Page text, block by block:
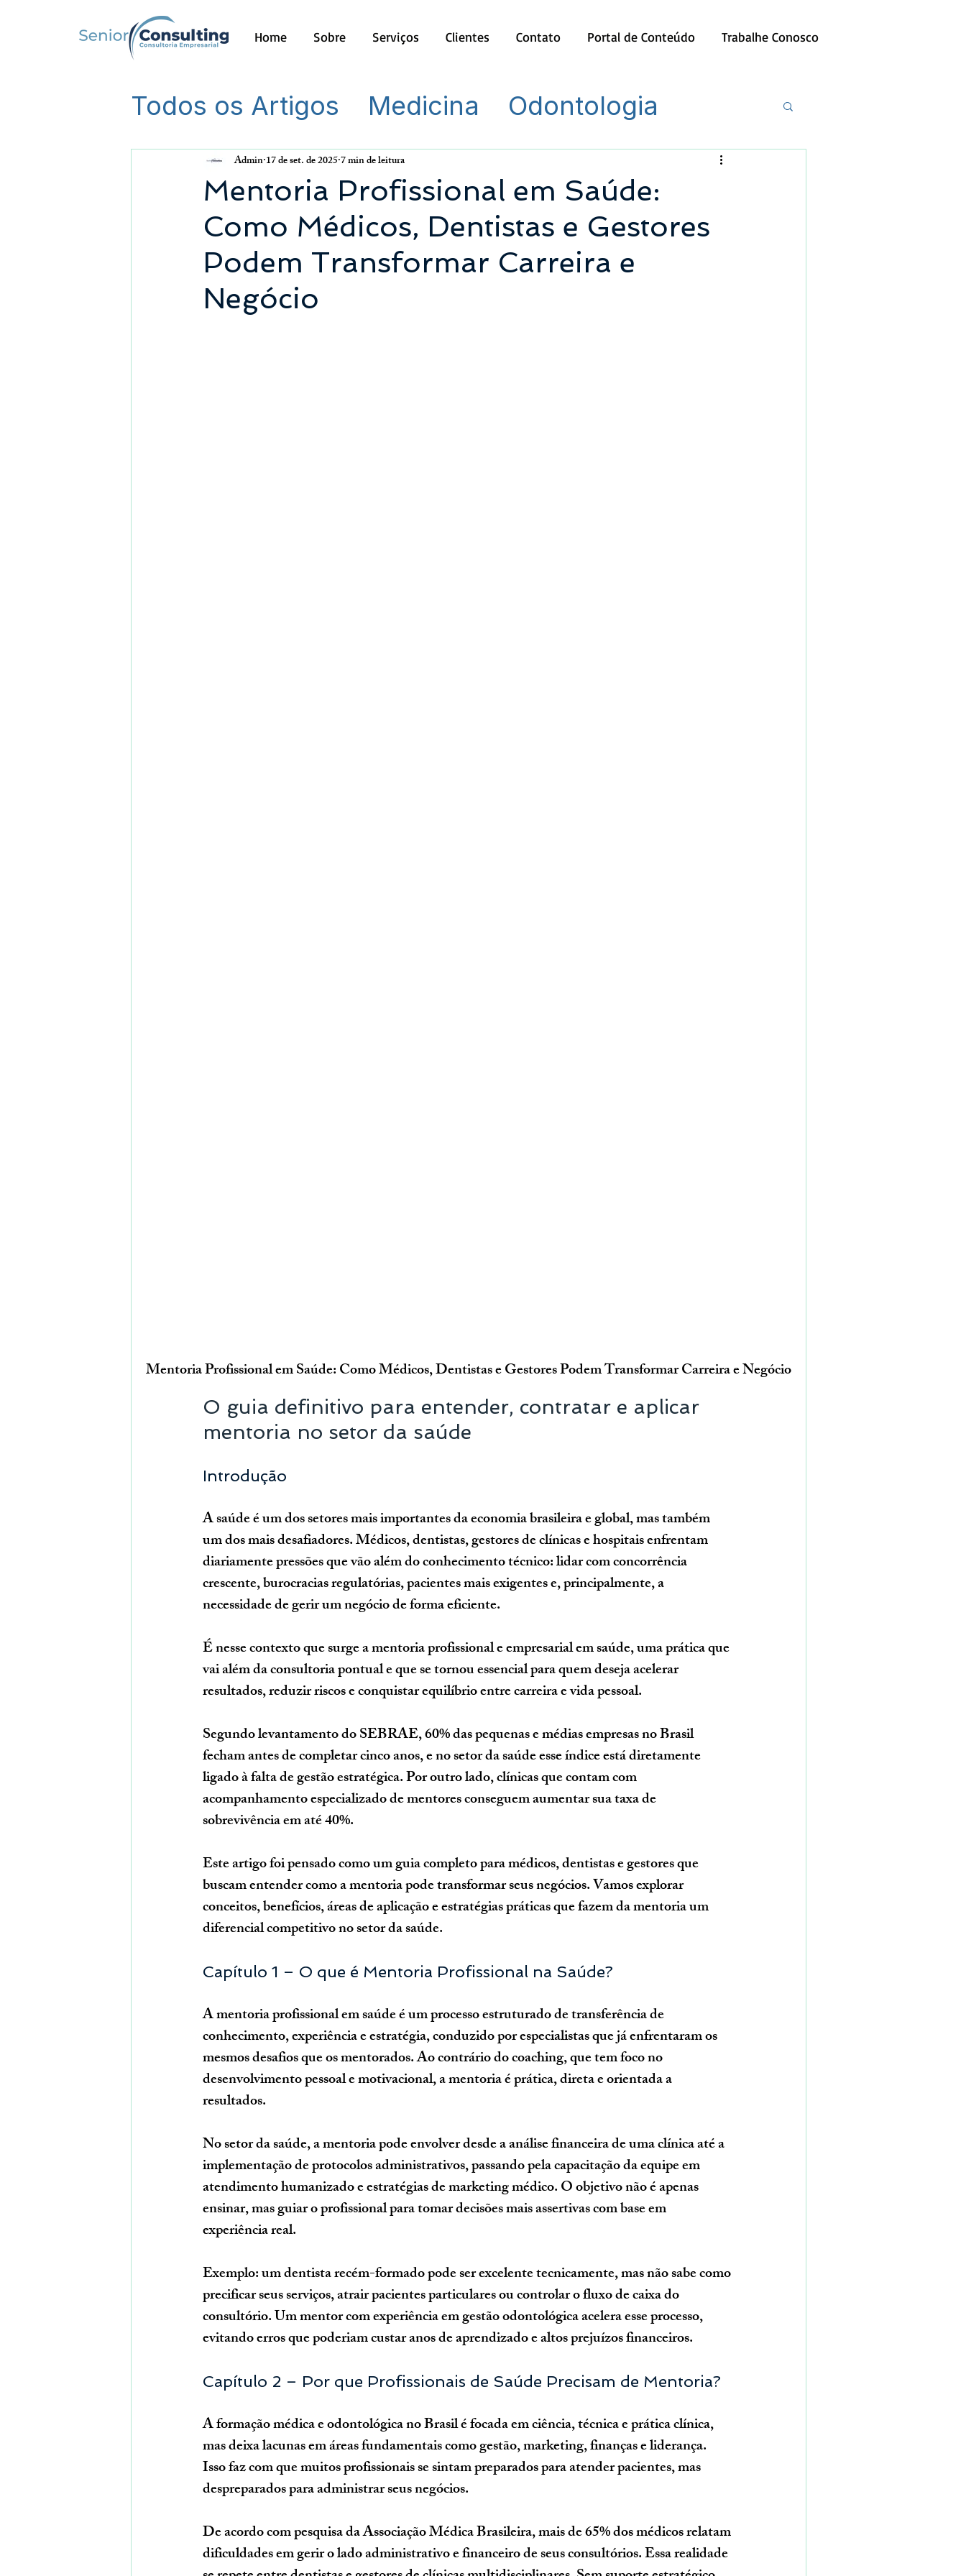
Home Sobre Serviços Clientes Contato Portal de Conteúdo Trabalhe Conosco
Todos os Artigos Medicina
Odontologia
Outros
Mentoria Profissional em Saúde:
Como Médicos, Dentistas e Gestores
Podem Transformar Carreira e
Negócio
Admin 17 de set. de 20257 min de leitura
Mentoria Profissional em Saúde: Como Médicos, Dentistas e Gestores Podem Transformar Carreira e Negócio
O guia definitivo para entender, contratar e aplicar
mentoria no setor da saúde
Introdução
A saúde é um dos setores mais importantes da economia brasileira e global, mas também
um dos mais desafiadores. Médicos, dentistas, gestores de clínicas e hospitais enfrentam
diariamente pressões que vão além do conhecimento técnico: lidar com concorrência
crescente, burocracias regulatórias, pacientes mais exigentes e, principalmente, a
necessidade de gerir um negócio de forma eficiente.
É nesse contexto que surge a mentoria profissional e empresarial em saúde, uma prática que
vai além da consultoria pontual e que se tornou essencial para quem deseja acelerar
resultados, reduzir riscos e conquistar equilíbrio entre carreira e vida pessoal.
Segundo levantamento do SEBRAE, 60% das pequenas e médias empresas no Brasil
fecham antes de completar cinco anos, e no setor da saúde esse índice está diretamente
ligado à falta de gestão estratégica. Por outro lado, clínicas que contam com
acompanhamento especializado de mentores conseguem aumentar sua taxa de
sobrevivência em até 40%.
Este artigo foi pensado como um guia completo para médicos, dentistas e gestores que
buscam entender como a mentoria pode transformar seus negócios. Vamos explorar
conceitos, benefícios, áreas de aplicação e estratégias práticas que fazem da mentoria um
diferencial competitivo no setor da saúde.
Capítulo 1 – O que é Mentoria Profissional na Saúde?
A mentoria profissional em saúde é um processo estruturado de transferência de
conhecimento, experiência e estratégia, conduzido por especialistas que já enfrentaram os
mesmos desafios que os mentorados. Ao contrário do coaching, que tem foco no
desenvolvimento pessoal e motivacional, a mentoria é prática, direta e orientada a
resultados.
No setor da saúde, a mentoria pode envolver desde a análise financeira de uma clínica até a
implementação de protocolos administrativos, passando pela capacitação da equipe em
atendimento humanizado e estratégias de marketing médico. O objetivo não é apenas
ensinar, mas guiar o profissional para tomar decisões mais assertivas com base em
experiência real.
Exemplo: um dentista recém-formado pode ser excelente tecnicamente, mas não sabe como
precificar seus serviços, atrair pacientes particulares ou controlar o fluxo de caixa do
consultório. Um mentor com experiência em gestão odontológica acelera esse processo,
evitando erros que poderiam custar anos de aprendizado e altos prejuízos financeiros.
Capítulo 2 – Por que Profissionais de Saúde Precisam de Mentoria?
A formação médica e odontológica no Brasil é focada em ciência, técnica e prática clínica,
mas deixa lacunas em áreas fundamentais como gestão, marketing, finanças e liderança.
Isso faz com que muitos profissionais se sintam preparados para atender pacientes, mas
despreparados para administrar seus negócios.
De acordo com pesquisa da Associação Médica Brasileira, mais de 65% dos médicos relatam
dificuldades em gerir o lado administrativo e financeiro de seus consultórios. Essa realidade